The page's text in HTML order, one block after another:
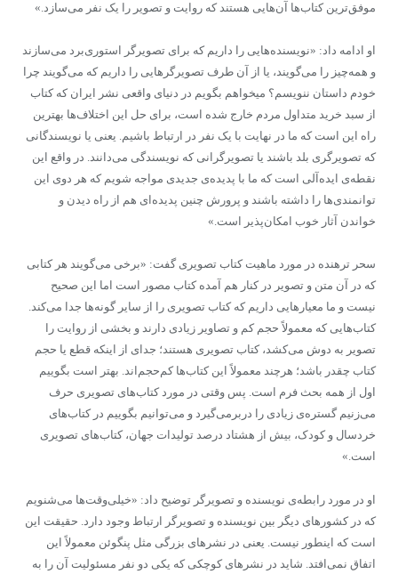
موفق‌ترین کتاب‌ها آن‌هایی هستند که روایت‌ و تصویر را یک نفر می‌سازد.»
او ادامه داد: «نویسنده‌هایی را داریم که برای تصویرگر استوری‌برد می‌سازند
و همه‌چیز را می‌گویند، یا از آن طرف تصویرگرهایی را داریم که می‌گویند چرا
خودم داستان ننویسم؟ میخواهم بگویم در دنیای واقعی نشر ایران که کتاب
از سبد خرید متداول مردم خارج شده است، برای حل این اختلاف‌ها بهترین
راه این است که ما در نهایت با یک نفر در ارتباط باشیم. یعنی یا نویسندگانی
که تصویرگری بلد باشند یا تصویرگرانی که نویسندگی می‌دانند. در واقع این
نقطه‌ی ایده‌آلی است که ما با پدیده‌ی جدیدی مواجه شویم که هر دوی این
توانمندی‌ها را داشته باشند و پرورش چنین پدیده‌ای هم از راه دیدن و
خواندن آثار خوب امکان‌پذیر است.»
سحر ترهنده در مورد ماهیت کتاب تصویری گفت: «برخی می‌گویند هر کتابی
که در آن متن و تصویر در کنار هم آمده کتاب مصور است اما این صحیح
نیست و ما معیارهایی داریم که کتاب تصویری را از سایر گونه‌ها جدا می‌کند.
کتاب‌هایی که معمولاً حجم کم و تصاویر زیادی دارند و بخشی از روایت را
تصویر به دوش می‌کشد، کتاب تصویری هستند؛ جدای از اینکه قطع یا حجم
کتاب چقدر باشد؛ هرچند معمولاً این کتاب‌ها کم‌حجم‌اند. بهتر است بگوییم
اول از همه بحث فرم است. پس وقتی در مورد کتاب‌های تصویری حرف
می‌زنیم گستره‌ی زیادی را دربرمی‌گیرد و می‌توانیم بگوییم در کتاب‌های
خردسال و کودک، بیش از هشتاد درصد تولیدات جهان، کتاب‌های تصویری
است.»
او در مورد رابطه‌ی نویسنده و تصویرگر توضیح داد: «خیلی‌وقت‌ها می‌شنویم
که در کشورهای دیگر بین نویسنده و تصویرگر ارتباط وجود دارد. حقیقت این
است که اینطور نیست. یعنی در نشرهای بزرگی مثل پنگوئن معمولاً این
اتفاق نمی‌افتد. شاید در نشرهای کوچکی که یکی دو نفر مسئولیت آن را به